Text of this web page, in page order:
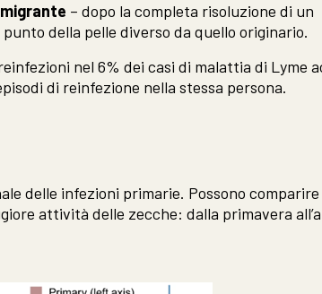
– dopo la completa risoluzione di un
della pelle diverso da quello originario.
nel 6% dei casi di malattia di Lyme
di reinfezione nella stessa persona.
delle infezioni primarie. Possono
attività delle zecche: dalla primavera